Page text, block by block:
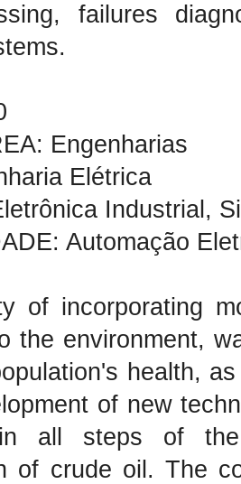
failures
Engenharias
Elétrica
Industrial,
Automação
of incorporating
the environment,
health,
of new
in all steps of
of crude oil. The